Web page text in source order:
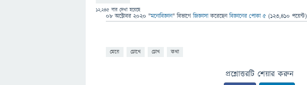
12,245 বার দেখা হয়েছে
08 অক্টোবর 2020 "মনোবিজ্ঞান" বিভাগে জিজ্ঞাসাকরেছেনবিজ্ঞানের পোকা ৫ (123,410 পয়েন্ট)
মেয়ে চোখে চোখ কথা
প্রশ্নোত্তরটি শেয়ার করুন